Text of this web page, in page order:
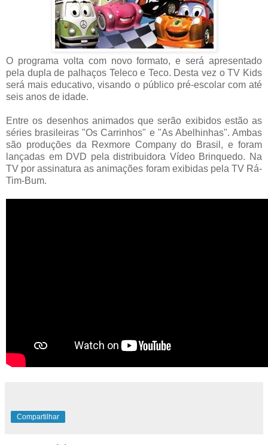
O programa volta com novo formato, e será apresentado
pela dupla de palhaços Teleco e Teco. Desta vez o TV Kids
será mais educativo, visando o público pré-escolar com até
seis anos de idade.
Entre os desenhos animados que serão exibidos estão as
séries brasileiras "Os Carrinhos" e "As Abelhinhas". Ambas
são produções da Rexmore Company do Brasil, e foram
lançadas em DVD pela distribuidora Vídeo Brinquedo. Na
TV por assinatura as animações foram exibidas pela TV Rá-
Tim-Bum.
Compartilhar